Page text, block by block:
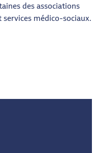
des associations
médico-sociaux.